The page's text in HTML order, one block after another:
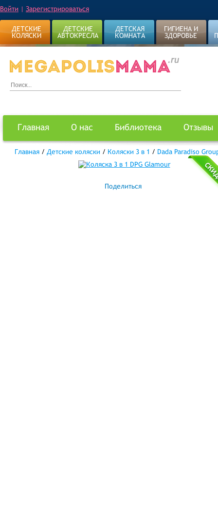
Войти | Зарегистрироваться
ДЕТСКИЕ
КОЛЯСКИ
ДЕТСКИЕ
АВТОКРЕСЛА
ДЕТСКАЯ
КОМНАТА
ГИГИЕНА И
ЗДОРОВЬЕ
Главная О нас Библиотека Отзывы
Главная / Детские коляски / Коляски 3 в 1 / Dada Paradiso
Поделиться